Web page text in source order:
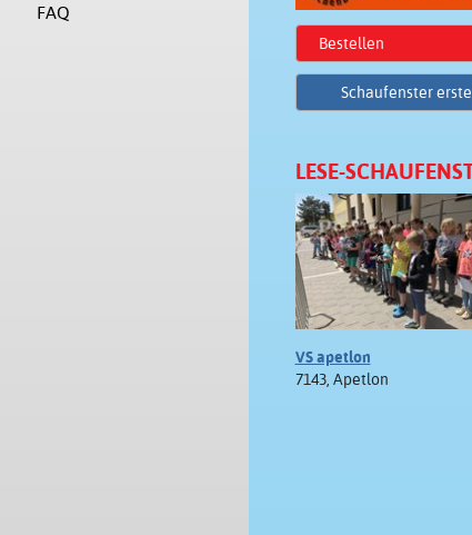
FAQ
Bestellen
Schaufenster
LESE-
VS apetlon
7143, Apetlon